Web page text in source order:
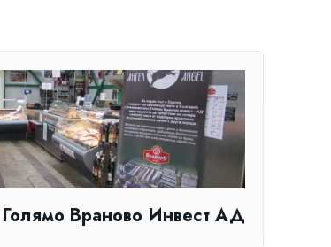
Враново Инвест АД